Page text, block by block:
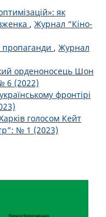
як
, Журнал “Кіно-
, Журнал
орденоносець Шон
6 (2022)
фронтірі
голосом Кейт
№ 1 (2023)